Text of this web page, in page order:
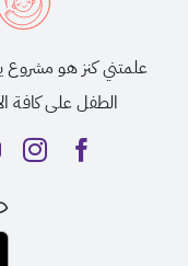
علمتني كنز هو
الطفل على كافة